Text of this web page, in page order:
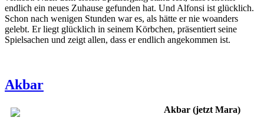
endlich ein neues Zuhause gefunden hat. Und Alfonsi ist glücklich.
Schon nach wenigen Stunden war es, als hätte er nie woanders
gelebt. Er liegt glücklich in seinem Körbchen, präsentiert seine
Spielsachen und zeigt allen, dass er endlich angekommen ist.
Akbar
Akbar (jetzt Mara)